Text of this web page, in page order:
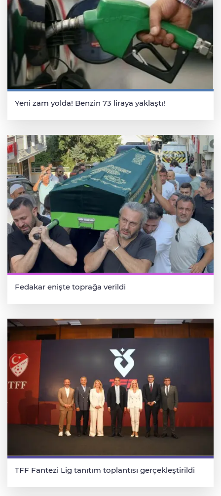
Yeni zam yolda! Benzin 73 liraya yaklaştı!
Fedakar enişte toprağa verildi
TFF Fantezi Lig tanıtım toplantısı gerçekleştirildi